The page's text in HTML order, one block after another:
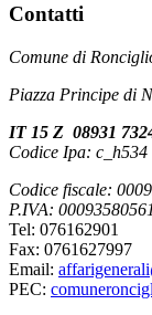
Contatti
Comune di
Piazza Principe di
IT 15 Z 08931
Codice Ipa: c_h534
Codice fiscale:
P.IVA: 00093580561
Tel: 076162901
Fax: 0761627997
Email:
PEC: